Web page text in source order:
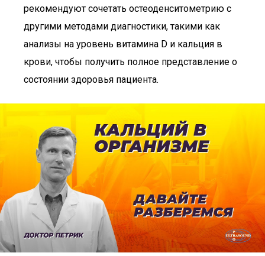
рекомендуют сочетать остеоденситометрию с
другими методами диагностики, такими как
анализы на уровень витамина D и кальция в
крови, чтобы получить полное представление о
состоянии здоровья пациента.